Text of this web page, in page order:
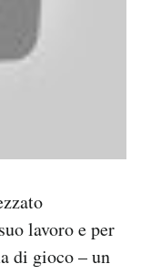
lavoro e per
di gioco – un